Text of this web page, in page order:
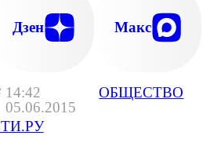
14:42
05.06.2015
ОБЩЕСТВО
Дзен Макс